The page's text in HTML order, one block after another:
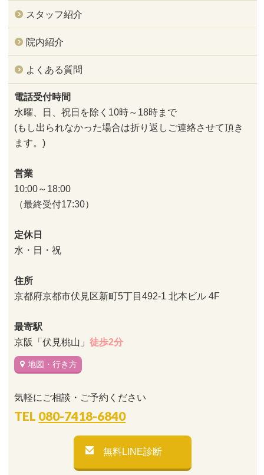
スタッフ紹介
院内紹介
よくある質問
電話受付時間
水曜、日、祝日を除く10時～18時まで
(もし出られなかった場合は折り返しご連絡させて頂き
ます。)
営業
10:00～18:00
（最終受付17:30）
定休日
水・日・祝
住所
京都府京都市伏見区新町5丁目492-1 北本ビル 4F
最寄駅
京阪「伏見桃山」徒歩2分
地図・行き方
気軽にご相談・ご予約ください
TEL 080-7418-6840
無料LINE診断